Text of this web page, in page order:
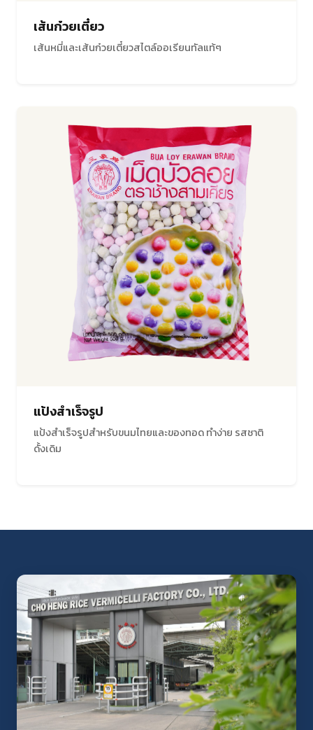
เส้นก๋วยเตี๋ยว
เส้นหมี่และเส้นก๋วยเตี๋ยวสไตล์ออเรียนทัลแท้ๆ
แป้งสำเร็จรูป
แป้งสำเร็จรูปสำหรับขนมไทยและของทอด ทำง่าย รสชาติ
ดั้งเดิม